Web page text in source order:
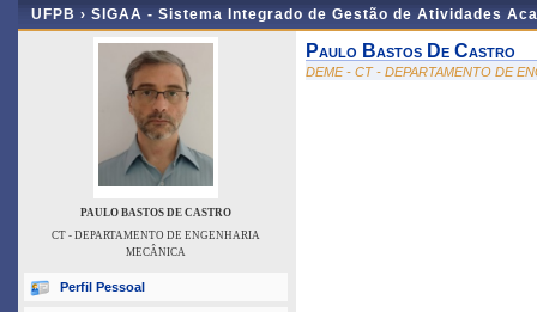
UFPB › SIGAA - Sistema Integrado de Gestão de Atividades
PAULO BASTOS DE CASTRO
CT - DEPARTAMENTO DE ENGENHARIA
MECÂNICA
Perfil Pessoal
Paulo Bastos De Castro
DEME - CT - DEPARTAMENTO DE